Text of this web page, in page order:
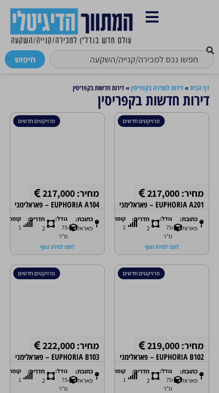
חיפוש
דף הבית »דירות למכירה בקפריסין »דירות חדשות בקפריסין
דירות חדשות בקפריסין
פרויקטים חדשים
מחיר: 217,000
EUPHORIA A201 – פאראלימני
כתובת:
פאראלימני
גודל:
75
מ"ר
חדרים:
2
קומה:
2
לחצו למידע נוסף
פרויקטים חדשים
מחיר: 217,000
EUPHORIA A104 – פאראלימני
כתובת:
פאראלימני
גודל:
75
מ"ר
חדרים:
2
קומה:
1
לחצו למידע נוסף
פרויקטים חדשים
מחיר: 219,000
EUPHORIA B102 – פאראלימני
כתובת:
פאראלימני
גודל:
75
מ"ר
חדרים:
2
קומה:
1
פרויקטים חדשים
מחיר: 222,000
EUPHORIA B103 – פאראלימני
כתובת:
פאראלימני
גודל:
75
מ"ר
חדרים:
2
קומה:
1